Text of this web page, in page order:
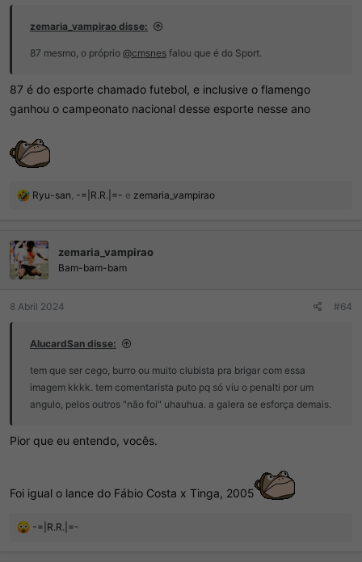
zemaria_vampirao disse:
87 mesmo, o próprio @cmsnes falou que é do Sport.
87 é do esporte chamado futebol, e inclusive o flamengo
ganhou o campeonato nacional desse esporte nesse ano
R
ç
õ
e
s
Ryu-san, -=|R.R.|=- e zemaria_vampirao
zemaria_vampirao
Bam-bam-bam
8 Abril 2024 #64
AlucardSan disse:
tem que ser cego, burro ou muito clubista pra brigar com essa
imagem kkkk. tem comentarista puto pq só viu o penalti por um
angulo, pelos outros "não foi" uhauhua. a galera se esforça demais.
Pior que eu entendo, vocês.
Foi igual o lance do Fábio Costa x Tinga, 2005
R-=|R.R.|=-